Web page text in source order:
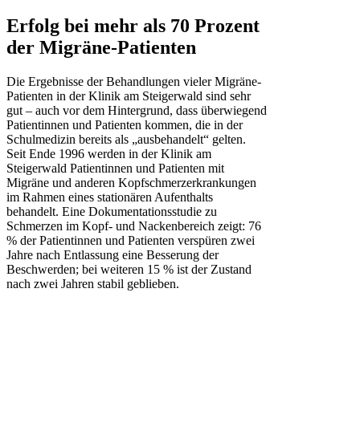
Erfolg bei mehr als 70 Prozent
der Migräne-Patienten
Die Ergebnisse der Behandlungen vieler Migräne-
Patienten in der Klinik am Steigerwald sind sehr
gut – auch vor dem Hintergrund, dass überwiegend
Patientinnen und Patienten kommen, die in der
Schulmedizin bereits als „ausbehandelt“ gelten.
Seit Ende 1996 werden in der Klinik am
Steigerwald Patientinnen und Patienten mit
Migräne und anderen Kopfschmerzerkrankungen
im Rahmen eines stationären Aufenthalts
behandelt. Eine Dokumentationsstudie zu
Schmerzen im Kopf- und Nackenbereich zeigt: 76
% der Patientinnen und Patienten verspüren zwei
Jahre nach Entlassung eine Besserung der
Beschwerden; bei weiteren 15 % ist der Zustand
nach zwei Jahren stabil geblieben.